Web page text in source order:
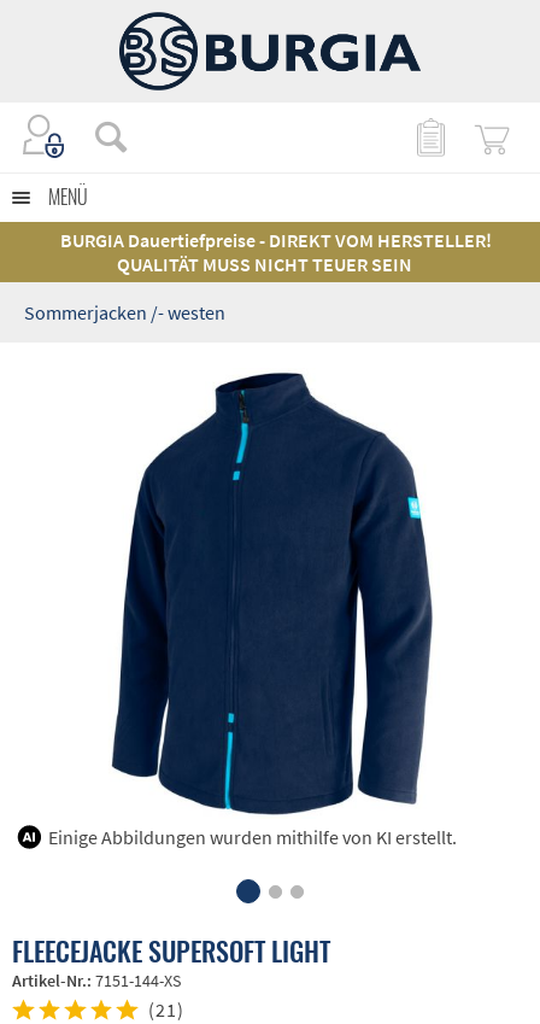
MENÜ
BURGIA Dauertiefpreise - DIREKT VOM HERSTELLER!
QUALITÄT MUSS NICHT TEUER SEIN
Sommerjacken /- westen
Einige Abbildungen wurden mithilfe von KI erstellt.
FLEECEJACKE SUPERSOFT LIGHT
Artikel-Nr.: 7151-144-XS
(21)